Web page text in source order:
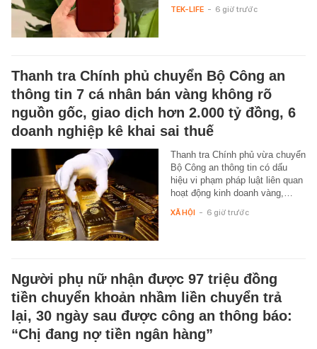
TEK-LIFE - 6 giờ trước
Thanh tra Chính phủ chuyển Bộ Công an
thông tin 7 cá nhân bán vàng không rõ
nguồn gốc, giao dịch hơn 2.000 tỷ đồng, 6
doanh nghiệp kê khai sai thuế
Thanh tra Chính phủ vừa chuyển
Bộ Công an thông tin có dấu
hiệu vi phạm pháp luật liên quan
hoạt động kinh doanh vàng,…
XÃ HỘI - 6 giờ trước
Người phụ nữ nhận được 97 triệu đồng
tiền chuyển khoản nhầm liền chuyển trả
lại, 30 ngày sau được công an thông báo:
“Chị đang nợ tiền ngân hàng”